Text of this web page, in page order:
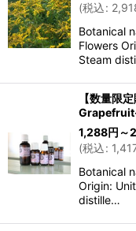
(税込:
Botanical
Flowers
Steam
【数量限定
Grapefruit-
1,288円 ～
(税込:
Botanical
Origin:
distille…